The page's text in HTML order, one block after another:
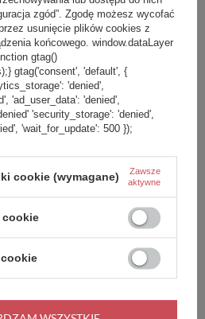
Najniższa cena produktu w okresie
30 dni przed wprowadzeniem
obniżki:85,00 zł
400,00 zł
Najniższa cena produktu w okresie
30 dni przed wprowadzeniem
+ Dodaj do porównania
zgód”. Zgodę możesz wycofać
usunięcie plików cookies z
końcowego. window.dataLayer
gtag()
gtag('consent', 'default', {
'denied',
'ad_user_data': 'denied',
'security_storage': 'denied',
'wait_for_update': 500 });
cookie (wymagane)
Zawsze
aktywne